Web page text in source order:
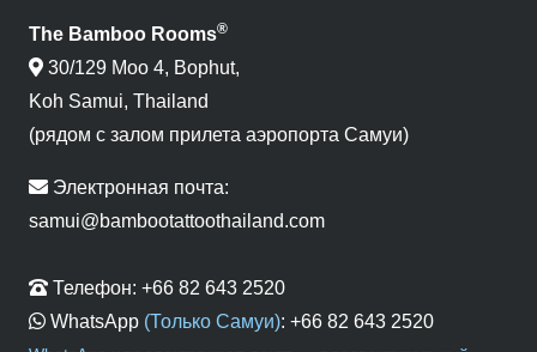
The Bamboo Rooms®
30/129 Moo 4, Bophut,
Koh Samui, Thailand
(рядом с залом прилета аэропорта Самуи)
Электронная почта:
samui@bambootattoothailand.com
Телефон: +66 82 643 2520
WhatsApp (Только Самуи): +66 82 643 2520